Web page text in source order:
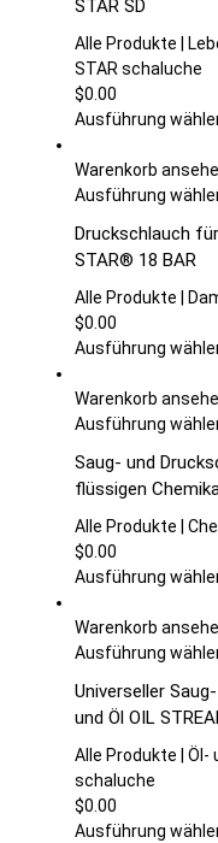
STAR SD
Alle Produkte |
STAR schaluche
$0.00
Ausführung
Warenkorb
Ausführung
Druckschlauch
STAR® 18 BAR
Alle Produkte |
$0.00
Ausführung
Warenkorb
Ausführung
Saug- und
flüssigen
Alle Produkte |
$0.00
Ausführung
Warenkorb
Ausführung
Universeller
und Öl OIL
Alle Produkte |
schaluche
$0.00
Ausführung